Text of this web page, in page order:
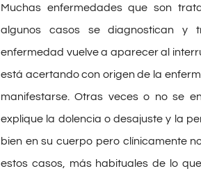
Muchas enfermedades que son
algunos casos se diagnostican y
enfermedad vuelve a aparecer al
está acertando con origen de la
manifestarse. Otras veces o no se
explique la dolencia o desajuste y la
bien en su cuerpo pero clínicamente
estos casos, más habituales de lo